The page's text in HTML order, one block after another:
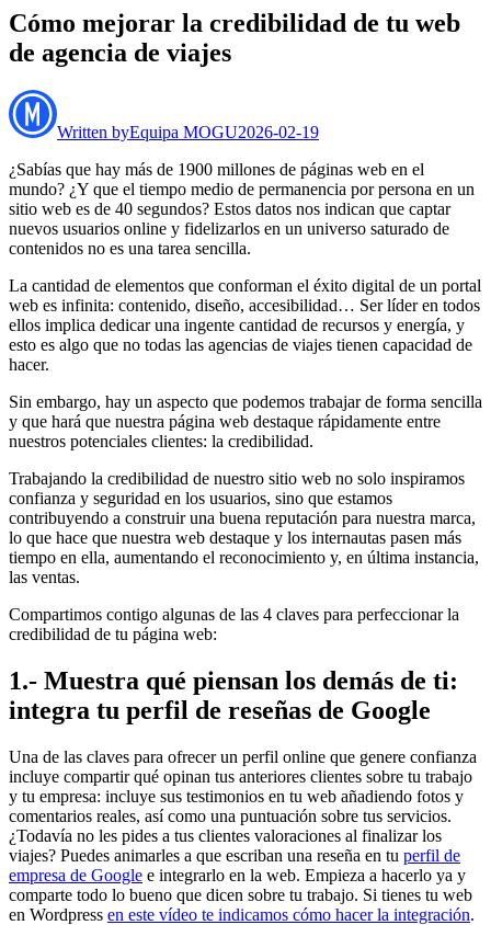
Cómo mejorar la credibilidad de tu web
de agencia de viajes
Written byEquipa MOGU2026-02-19
¿Sabías que hay más de 1900 millones de páginas web en el
mundo? ¿Y que el tiempo medio de permanencia por persona en un
sitio web es de 40 segundos? Estos datos nos indican que captar
nuevos usuarios online y fidelizarlos en un universo saturado de
contenidos no es una tarea sencilla.
La cantidad de elementos que conforman el éxito digital de un portal
web es infinita: contenido, diseño, accesibilidad… Ser líder en todos
ellos implica dedicar una ingente cantidad de recursos y energía, y
esto es algo que no todas las agencias de viajes tienen capacidad de
hacer.
Sin embargo, hay un aspecto que podemos trabajar de forma sencilla
y que hará que nuestra página web destaque rápidamente entre
nuestros potenciales clientes: la credibilidad.
Trabajando la credibilidad de nuestro sitio web no solo inspiramos
confianza y seguridad en los usuarios, sino que estamos
contribuyendo a construir una buena reputación para nuestra marca,
lo que hace que nuestra web destaque y los internautas pasen más
tiempo en ella, aumentando el reconocimiento y, en última instancia,
las ventas.
Compartimos contigo algunas de las 4 claves para perfeccionar la
credibilidad de tu página web:
1.- Muestra qué piensan los demás de ti:
integra tu perfil de reseñas de Google
Una de las claves para ofrecer un perfil online que genere confianza
incluye compartir qué opinan tus anteriores clientes sobre tu trabajo
y tu empresa: incluye sus testimonios en tu web añadiendo fotos y
comentarios reales, así como una puntuación sobre tus servicios.
¿Todavía no les pides a tus clientes valoraciones al finalizar los
viajes? Puedes animarles a que escriban una reseña en tu perfil de
empresa de Google e integrarlo en la web. Empieza a hacerlo ya y
comparte todo lo bueno que dicen sobre tu trabajo. Si tienes tu web
en Wordpress en este vídeo te indicamos cómo hacer la integración.